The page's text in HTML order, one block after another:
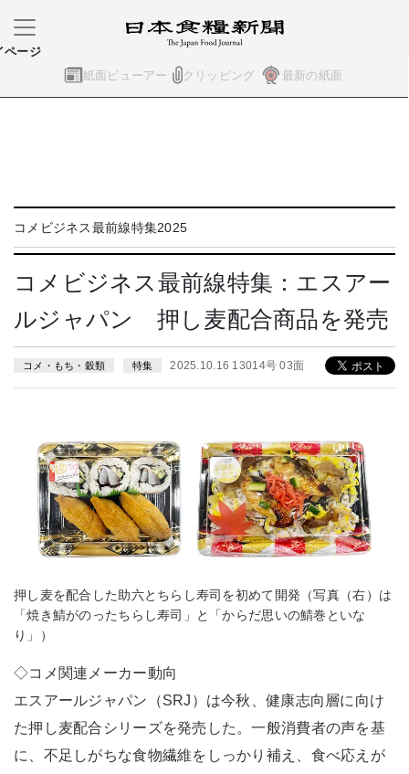
紙面ビューアー クリッピング 最新の紙面
ページ
コメビジネス最前線特集2025
コメビジネス最前線特集：エスアー
ルジャパン 押し麦配合商品を発売
コメ・もち・穀類 特集 2025.10.16 13014号 03面
押し麦を配合した助六とちらし寿司を初めて開発（写真（右）は
「焼き鯖がのったちらし寿司」と「からだ思いの鯖巻といな
り」）
◇コメ関連メーカー動向
エスアールジャパン（SRJ）は今秋、健康志向層に向け
た押し麦配合シリーズを発売した。一般消費者の声を基
に、不足しがちな食物繊維をしっかり補え、食べ応えが